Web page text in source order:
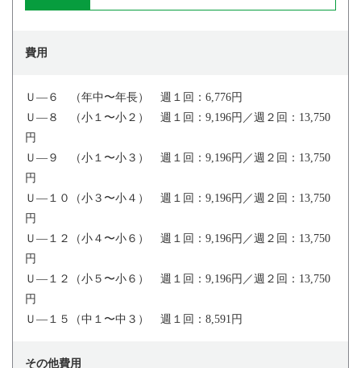
費用
Ｕ―６ （年中〜年長） 週１回：6,776円
Ｕ―８ （小１〜小２） 週１回：9,196円／週２回：13,750
円
Ｕ―９ （小１〜小３） 週１回：9,196円／週２回：13,750
円
Ｕ―１０（小３〜小４） 週１回：9,196円／週２回：13,750
円
Ｕ―１２（小４〜小６） 週１回：9,196円／週２回：13,750
円
Ｕ―１２（小５〜小６） 週１回：9,196円／週２回：13,750
円
Ｕ―１５（中１〜中３） 週１回：8,591円
その他費用